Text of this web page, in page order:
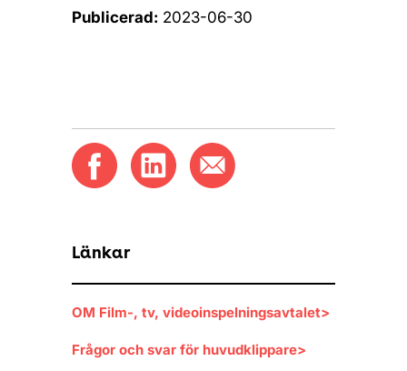
Publicerad: 2023-06-30
Länkar
OM Film-, tv, videoinspelningsavtalet>
Frågor och svar för huvudklippare>